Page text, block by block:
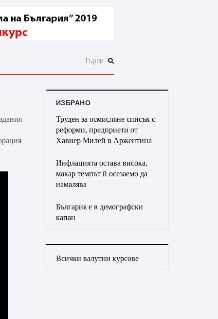
ИЗБРАНО
Труден за осмисляне списък с
реформи, предприети от
Хавиер Милей в Аржентина
Инфлацията остава висока,
макар темпът й осезаемо да
намалява
България е в демографски
капан
Всички валутни курсове